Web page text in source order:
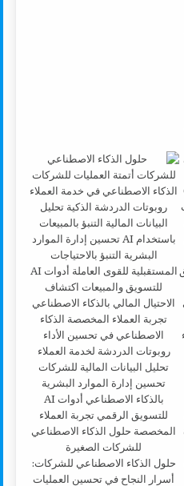
حلول الذكاء الاصطناعي للشركات:
أسرار النجاح في تحسين العمليات